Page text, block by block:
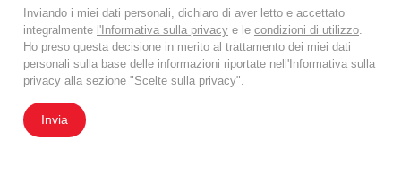
Inviando i miei dati personali, dichiaro di aver letto e accettato
integralmente l'Informativa sulla privacy e le condizioni di utilizzo
Ho preso questa decisione in merito al trattamento dei miei dati
personali sulla base delle informazioni riportate nell'Informativa sulla
privacy alla sezione "Scelte sulla privacy".
Invia